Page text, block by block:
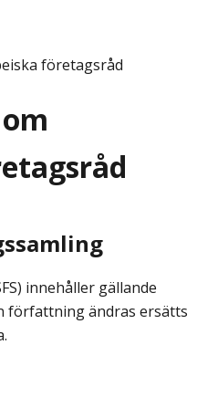
företagsråd
innehåller gällande
författning ändras ersätts